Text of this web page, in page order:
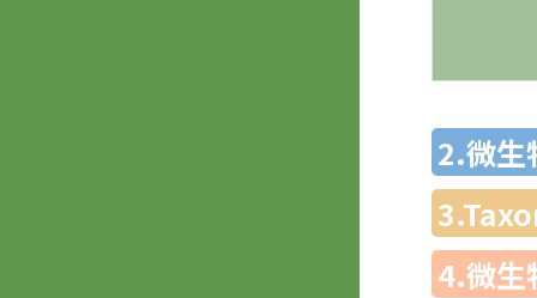
2.微生
4.微生